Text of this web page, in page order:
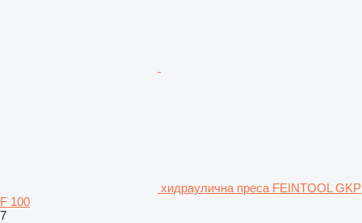
хидраулична преса FEINTOOL GKP
F 100
7